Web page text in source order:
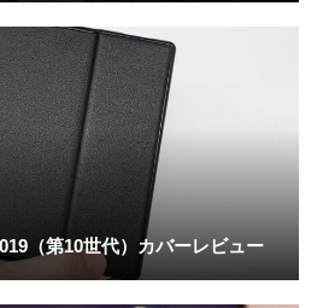
（第10世代）カバーレビュー